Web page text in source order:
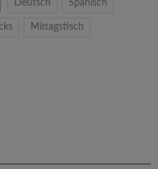
Deutsch Spanisch
Mittagstisch